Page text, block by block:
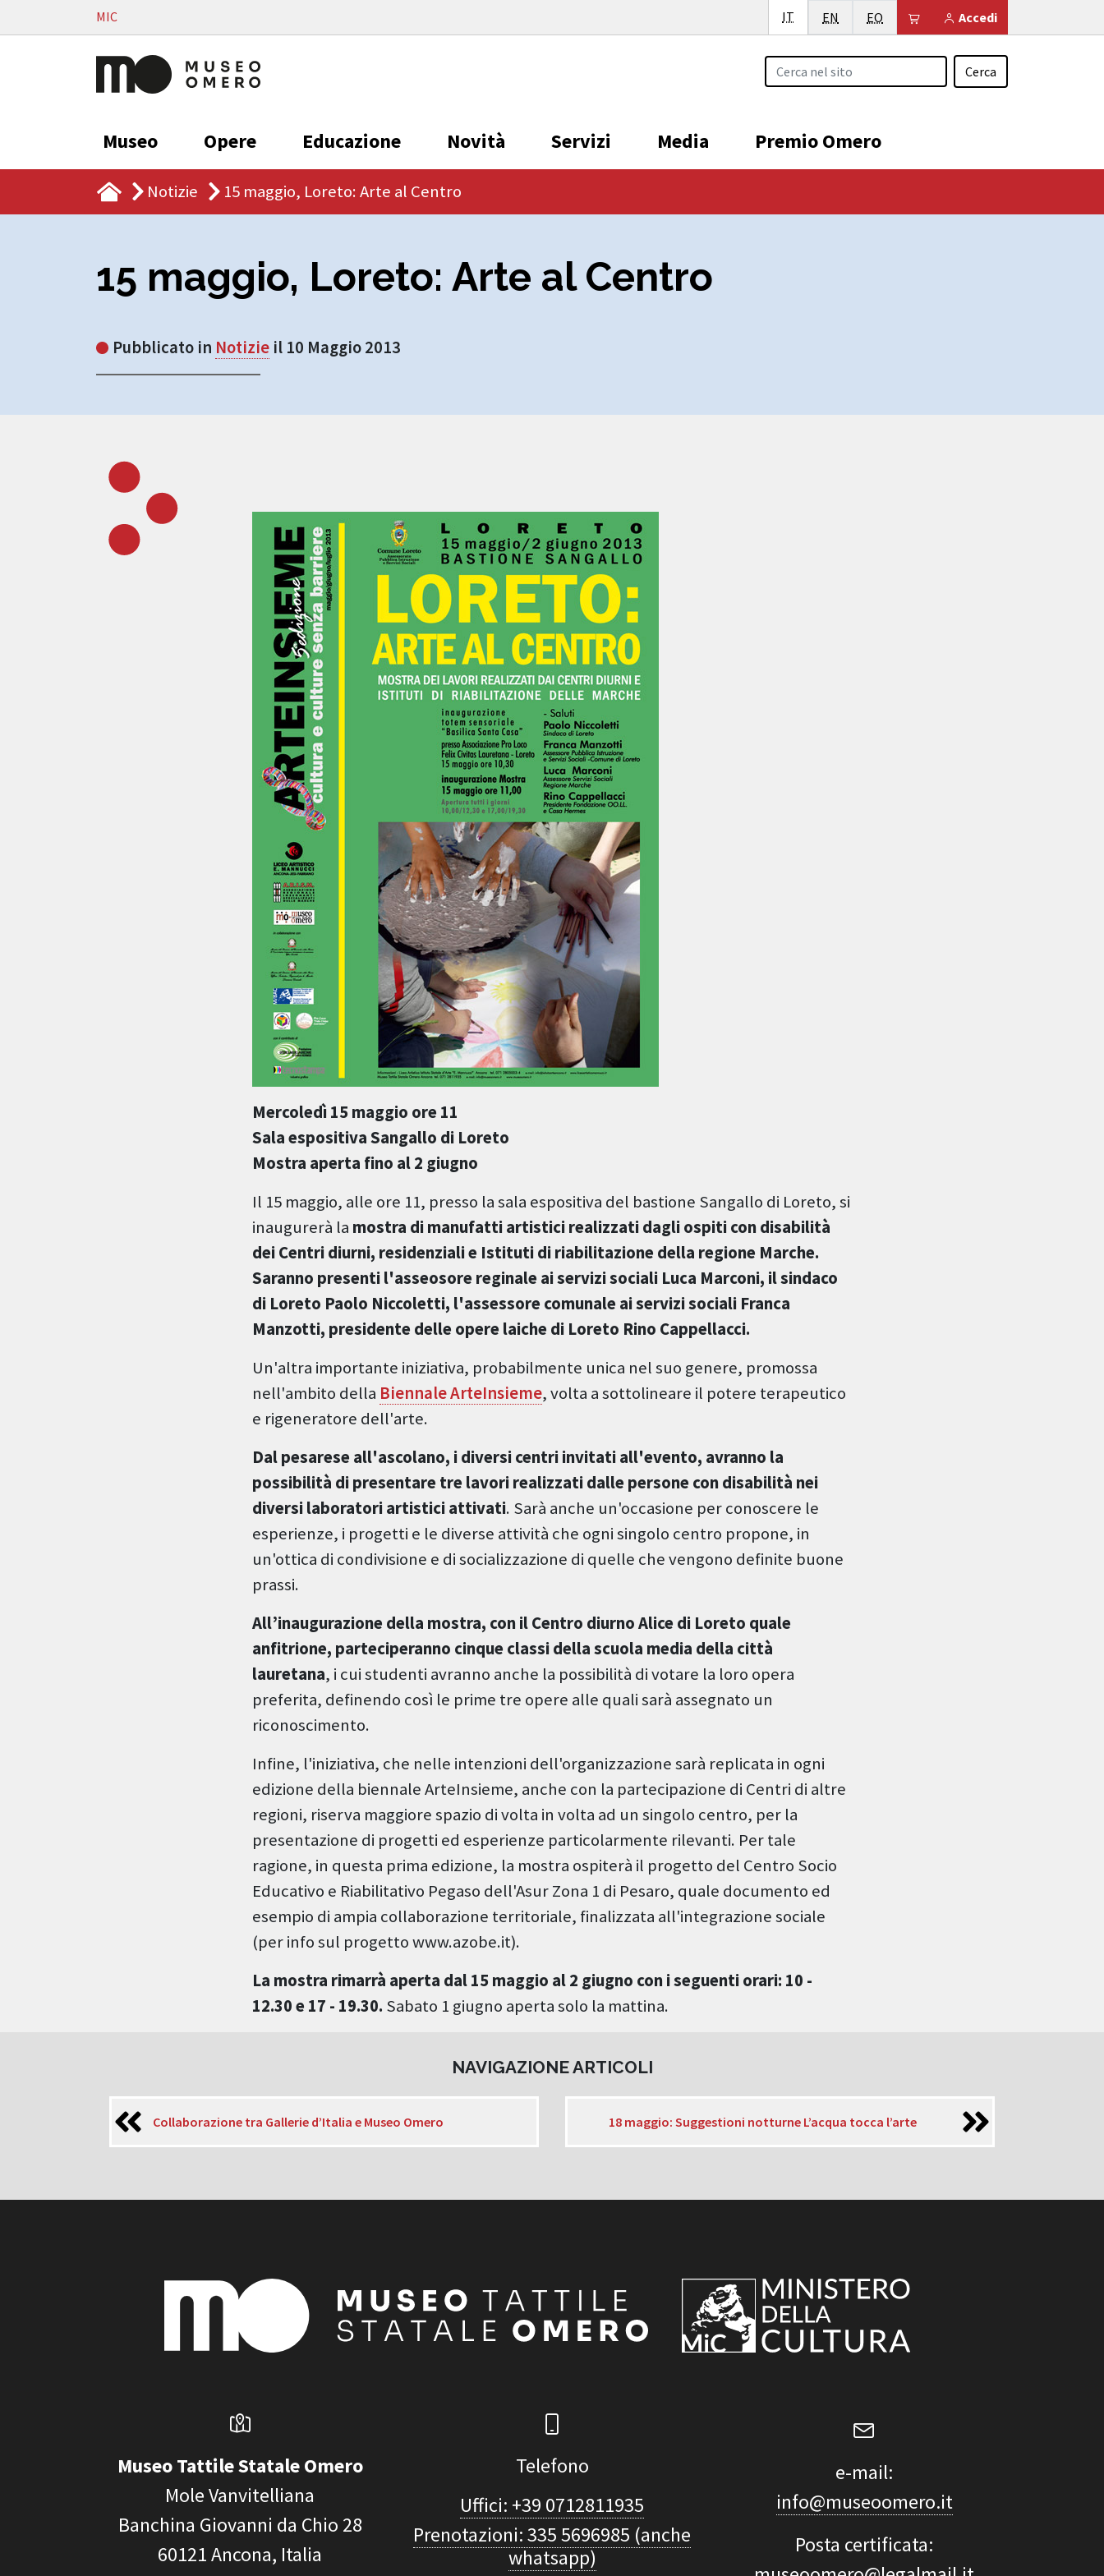
Vai al contenutoMIC Accedi
Il tuo carrello è vuoto
IT Italiano
EN English
EO Esperanto
Cerca
Museo Opere Educazione Novità Servizi Media Premio Omero
Notizie 15 maggio, Loreto: Arte al Centro
15 maggio, Loreto: Arte al Centro
Pubblicato in Notizie il 10 Maggio 2013
Mercoledì 15 maggio ore 11
Sala espositiva Sangallo di Loreto
Mostra aperta fino al 2 giugno
Il 15 maggio, alle ore 11, presso la sala espositiva del bastione Sangallo di Loreto, si
inaugurerà la mostra di manufatti artistici realizzati dagli ospiti con disabilità
dei Centri diurni, residenziali e Istituti di riabilitazione della regione Marche.
Saranno presenti l'asseosore reginale ai servizi sociali Luca Marconi, il sindaco
di Loreto Paolo Niccoletti, l'assessore comunale ai servizi sociali Franca
Manzotti, presidente delle opere laiche di Loreto Rino Cappellacci.
Un'altra importante iniziativa, probabilmente unica nel suo genere, promossa
nell'ambito della Biennale ArteInsieme, volta a sottolineare il potere terapeutico
e rigeneratore dell'arte.
Dal pesarese all'ascolano, i diversi centri invitati all'evento, avranno la
possibilità di presentare tre lavori realizzati dalle persone con disabilità nei
diversi laboratori artistici attivati. Sarà anche un'occasione per conoscere le
esperienze, i progetti e le diverse attività che ogni singolo centro propone, in
un'ottica di condivisione e di socializzazione di quelle che vengono definite buone
prassi.
All’inaugurazione della mostra, con il Centro diurno Alice di Loreto quale
anfitrione, parteciperanno cinque classi della scuola media della città
lauretana, i cui studenti avranno anche la possibilità di votare la loro opera
preferita, definendo così le prime tre opere alle quali sarà assegnato un
riconoscimento.
Infine, l'iniziativa, che nelle intenzioni dell'organizzazione sarà replicata in ogni
edizione della biennale ArteInsieme, anche con la partecipazione di Centri di altre
regioni, riserva maggiore spazio di volta in volta ad un singolo centro, per la
presentazione di progetti ed esperienze particolarmente rilevanti. Per tale
ragione, in questa prima edizione, la mostra ospiterà il progetto del Centro Socio
Educativo e Riabilitativo Pegaso dell'Asur Zona 1 di Pesaro, quale documento ed
esempio di ampia collaborazione territoriale, finalizzata all'integrazione sociale
(per info sul progetto www.azobe.it).
La mostra rimarrà aperta dal 15 maggio al 2 giugno con i seguenti orari: 10 -
12.30 e 17 - 19.30. Sabato 1 giugno aperta solo la mattina.
NAVIGAZIONE ARTICOLI
Collaborazione tra Gallerie d’Italia e Museo Omero 18 maggio: Suggestioni notturne L’acqua tocca l’arte
Museo Tattile Statale Omero
Mole Vanvitelliana
Banchina Giovanni da Chio 28
60121Ancona, Italia
Telefono
Uffici: +39 0712811935
Prenotazioni: 335 5696985 (anche
whatsapp)
e-mail:
info@museoomero.it
Posta certificata: